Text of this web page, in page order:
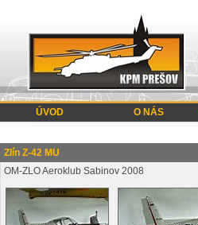
ÚVOD O NÁS
Zlín Z-42 MU
OM-ZLO Aeroklub Sabinov 2008